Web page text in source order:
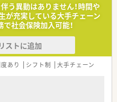
伴う異動はありません！時間や
充実している大手チェーン
社会保険加入可能！
ストに追加
あり シフト制 大手チェーン